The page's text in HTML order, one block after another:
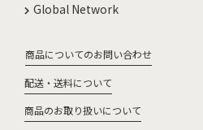
Global Network
商品についてのお問い合わせ
配送・送料について
商品のお取り扱いについて